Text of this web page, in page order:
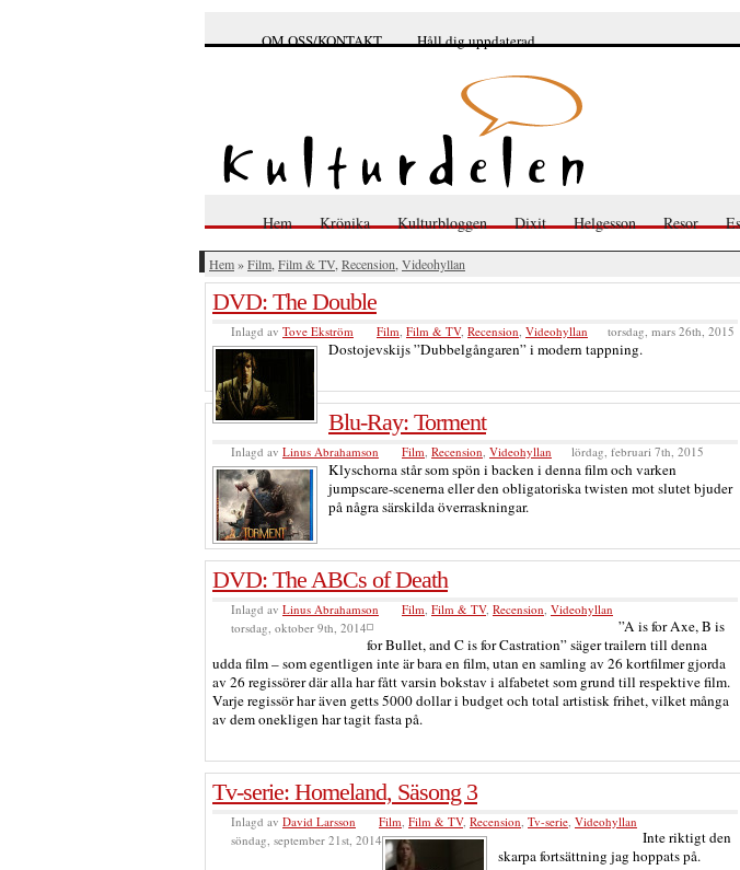
OM OSS/KONTAKT Håll dig uppdaterad
Hem Krönika Kulturbloggen Dixit Helgesson Resor
Hem»Film Film & TV Recension Videohyllan
DVD: The Double
Inlagd av Tove Ekström Film, Film & TV, Recension, Videohyllan torsdag, mars 26th, 2015
Dostojevskijs ”Dubbelgångaren” i modern tappning.
Blu-Ray: Torment
Inlagd av Linus Abrahamson Film, Recension, Videohyllan lördag, februari 7th, 2015
Klyschorna står som spön i backen i denna film och varken
jumpscare-scenerna eller den obligatoriska twisten mot slutet bjuder
på några särskilda överraskningar.
DVD: The ABCs of Death
Inlagd av Linus Abrahamson Film, Film & TV, Recension, Videohyllan
torsdag, oktober 9th, 2014
”A is for Axe, B is
for Bullet, and C is for Castration” säger trailern till denna
udda film – som egentligen inte är bara en film, utan en samling av 26 kortfilmer gjorda
av 26 regissörer där alla har fått varsin bokstav i alfabetet som grund till respektive film.
Varje regissör har även getts 5000 dollar i budget och total artistisk frihet, vilket många
av dem onekligen har tagit fasta på.
Tv-serie: Homeland, Säsong 3
Inlagd av David Larsson Film Film & TV, Recension Tv-serie Videohyllan
söndag, september 21st, 2014
Inte riktigt den
skarpa fortsättning jag hoppats på.